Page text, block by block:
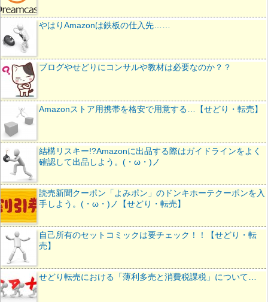
やはりAmazonは鉄板の仕入先……
ブログやせどりにコンサルや教材は必要なのか？？
Amazonストア用携帯を格安で用意する…【せどり・転売】
結構リスキー!?Amazonに出品する際はガイドラインをよく
確認して出品しよう。(・ω・)ノ
読売新聞クーポン「よみポン」のドンキホーテクーポンを入
手しよう。(・ω・)ノ【せどり・転売】
自己所有のセットコミックは要チェック！！【せどり・転
売】
せどり転売における「薄利多売と消費税課税」について…